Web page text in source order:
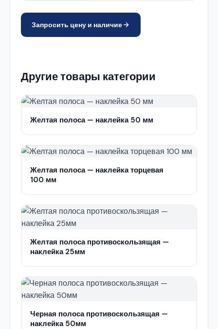
Запросить цену и наличие
Другие товары категории
Желтая полоса — наклейка 50 мм
Желтая полоса — наклейка торцевая
100 мм
Желтая полоса противоскользящая —
наклейка 25мм
Черная полоса противоскользящая —
наклейка 50мм